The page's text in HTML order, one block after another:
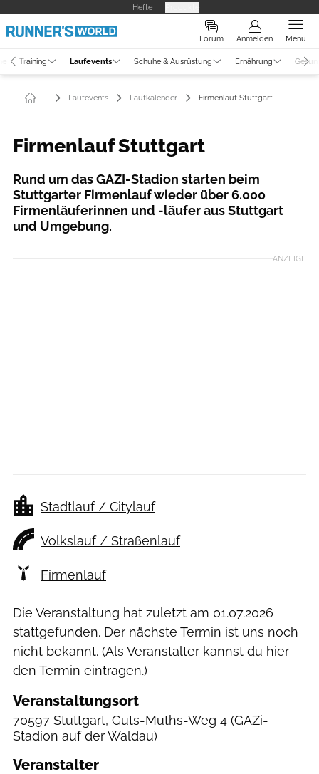
Hefte
Forum Anmelden Menü
Training Laufevents Schuhe & Ausrüstung Ernährung
Laufevents Laufkalender Firmenlauf Stuttgart
Firmenlauf Stuttgart
Rund um das GAZI-Stadion starten beim
Stuttgarter Firmenlauf wieder über 6.000
Firmenläuferinnen und -läufer aus Stuttgart
und Umgebung.
ANZEIGE
Stadtlauf / Citylauf
Volkslauf / Straßenlauf
Firmenlauf
Die Veranstaltung hat zuletzt am 01.07.2026
stattgefunden. Der nächste Termin ist uns noch
nicht bekannt. (Als Veranstalter kannst du hier
den Termin eintragen.)
Veranstaltungsort
70597 Stuttgart, Guts-Muths-Weg 4 (GAZi-
Stadion auf der Waldau)
Veranstalter